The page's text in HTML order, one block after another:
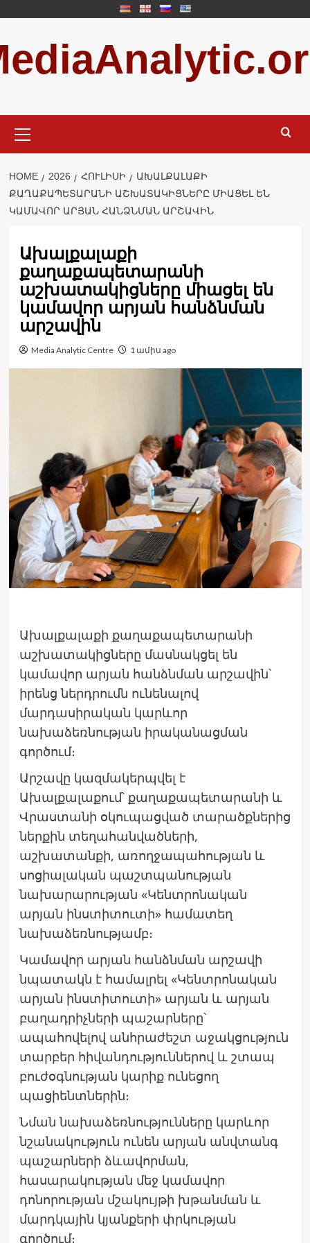
content
Menu
HOME 2026 ՀՈՒԼԻՍԻ
ԱԽԱԼՔԱԼԱՔԻ
ՔԱՂԱՔԱՊԵՏԱՐԱՆԻ ԱՇԽԱՏԱԿԻՑՆԵՐԸ ՄԻԱՑԵԼ ԵՆ
ԿԱՄԱՎՈՐ ԱՐՅԱՆ ՀԱՆՁՆՄԱՆ ԱՐՇԱՎԻՆ
Ախալքալաքի
քաղաքապետարանի
աշխատակիցները միացել են
կամավոր արյան հանձնման
արշավին
Media Analytic Centre 1 ամիս ago
Ախալքալաքի քաղաքապետարանի
աշխատակիցները մասնակցել են
կամավոր արյան հանձնման արշավին՝
իրենց ներդրումն ունենալով
մարդասիրական կարևոր
նախաձեռնության իրականացման
գործում։
Արշավը կազմակերպվել է
Ախալքալաքում՝ քաղաքապետարանի և
Վրաստանի օկուպացված տարածքներից
ներքին տեղահանվածների,
աշխատանքի, առողջապահության և
սոցիալական պաշտպանության
նախարարության «Կենտրոնական
արյան ինստիտուտի» համատեղ
նախաձեռնությամբ։
Կամավոր արյան հանձնման արշավի
նպատակն է համալրել «Կենտրոնական
արյան ինստիտուտի» արյան և արյան
բաղադրիչների պաշարները՝
ապահովելով անհրաժեշտ աջակցություն
տարբեր հիվանդություններով և շտապ
բուժօգնության կարիք ունեցող
պացիենտներին։
Նման նախաձեռնությունները կարևոր
նշանակություն ունեն արյան անվտանգ
պաշարների ձևավորման,
հասարակության մեջ կամավոր
դոնորության մշակույթի խթանման և
մարդկային կյանքերի փրկության
գործում։